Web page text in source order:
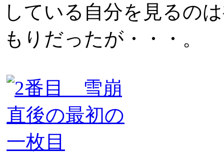
している自分を見るの
もりだったが・・・。